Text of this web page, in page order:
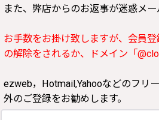
また、弊店からのお返事が迷惑メ
お手数をお掛け致しますが、会員
の解除をされるか、ドメイン「
ezweb，Hotmail,Yahooなどのフリ
外のご登録をお勧めします。